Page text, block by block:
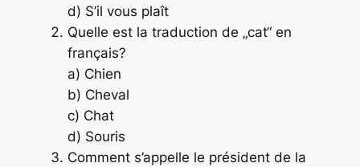
d) S’il vous plaît
Quelle est la traduction de „cat“ en
français?
a) Chien
b) Cheval
c) Chat
d) Souris
Comment s’appelle le président de la